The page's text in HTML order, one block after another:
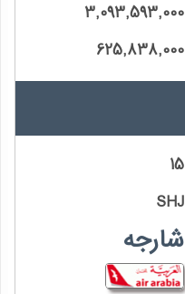
3,093,593,000
625,838,000
15
SHJ
شارجه